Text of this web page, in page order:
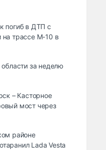
погиб в ДТП с
на трассе М-10 в
за неделю
– Касторное
мост через
районе
Lada Vesta